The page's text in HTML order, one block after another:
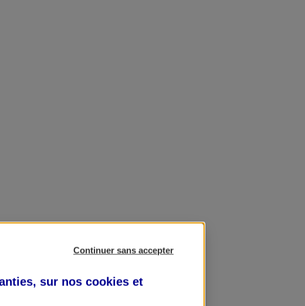
Continuer sans accepter
sur nos cookies et